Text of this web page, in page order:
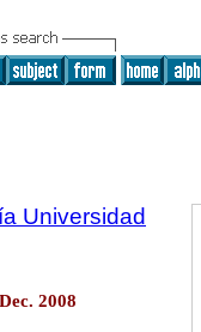
Universidad
2008